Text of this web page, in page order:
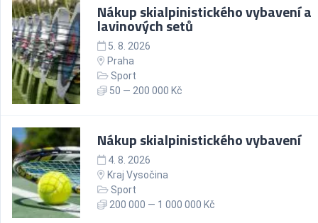
Nákup skialpinistického vybavení a
lavinových setů
5. 8. 2026
Praha
Sport
50 — 200 000 Kč
Nákup skialpinistického vybavení
4. 8. 2026
Kraj Vysočina
Sport
200 000 — 1 000 000 Kč